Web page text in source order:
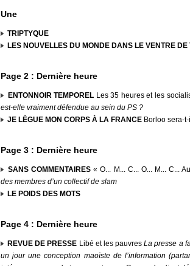
Une
TRIPTYQUE
LES NOUVELLES DU MONDE DANS LE VENTRE DE
Page 2 : Dernière heure
ENTONNOIR TEMPOREL Les 35 heures et les
est-elle vraiment défendue au sein du PS ?
JE LÈGUE MON CORPS À LA FRANCE Borloo sera-
Page 3 : Dernière heure
SANS COMMENTAIRES « O... M... C... O... M... C...
des membres d’un collectif de slam
LE POIDS DES MOTS
Page 4 : Dernière heure
REVUE DE PRESSE Libé et les pauvresLa presse a
un jour une conception maoïste de l’information